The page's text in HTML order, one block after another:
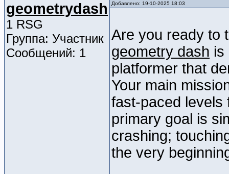
geometrydash
1 RSG
Группа: Участник
Сообщений: 1
Добавлено: 19-10-2025 18:03
Are you ready to
geometry dash is
platformer that
Your main
fast-paced levels
primary goal is
crashing;
the very